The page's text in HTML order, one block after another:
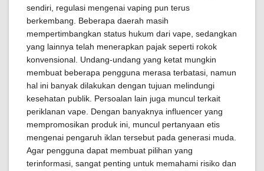
sendiri, regulasi mengenai vaping pun terus
berkembang. Beberapa daerah masih
mempertimbangkan status hukum dari vape, sedangkan
yang lainnya telah menerapkan pajak seperti rokok
konvensional. Undang-undang yang ketat mungkin
membuat beberapa pengguna merasa terbatasi, namun
hal ini banyak dilakukan dengan tujuan melindungi
kesehatan publik. Persoalan lain juga muncul terkait
periklanan vape. Dengan banyaknya influencer yang
mempromosikan produk ini, muncul pertanyaan etis
mengenai pengaruh iklan tersebut pada generasi muda.
Agar pengguna dapat membuat pilihan yang
terinformasi, sangat penting untuk memahami risiko dan